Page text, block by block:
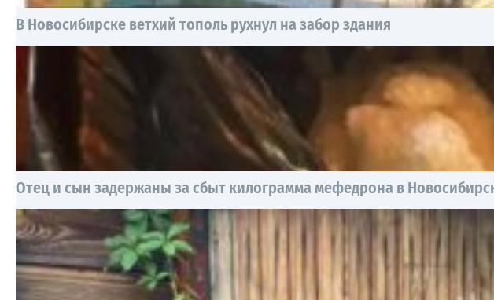
В Новосибирске ветхий тополь рухнул на забор здания
Отец и сын задержаны за сбыт килограмма мефедрона в